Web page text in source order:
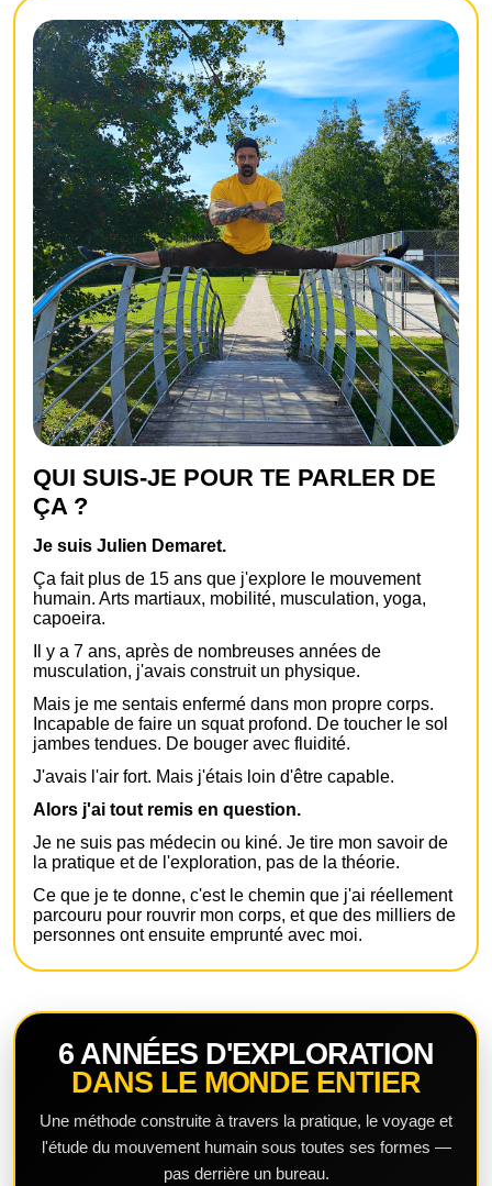
QUI SUIS-JE POUR TE PARLER DE
ÇA ?
Je suis Julien Demaret.
Ça fait plus de 15 ans que j'explore le mouvement
humain. Arts martiaux, mobilité, musculation, yoga,
capoeira.
Il y a 7 ans, après de nombreuses années de
musculation, j'avais construit un physique.
Mais je me sentais enfermé dans mon propre corps.
Incapable de faire un squat profond. De toucher le sol
jambes tendues. De bouger avec fluidité.
J'avais l'air fort. Mais j'étais loin d'être capable.
Alors j'ai tout remis en question.
Je ne suis pas médecin ou kiné. Je tire mon savoir de
la pratique et de l'exploration, pas de la théorie.
Ce que je te donne, c'est le chemin que j'ai réellement
parcouru pour rouvrir mon corps, et que des milliers de
personnes ont ensuite emprunté avec moi.
6 ANNÉES D'EXPLORATION
DANS LE MONDE ENTIER
Une méthode construite à travers la pratique, le voyage et
l'étude du mouvement humain sous toutes ses formes —
pas derrière un bureau.